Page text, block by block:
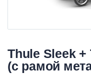
Thule Sleek
(с рамой